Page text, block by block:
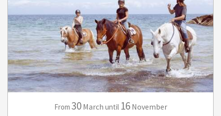
From 30 March until 16 November